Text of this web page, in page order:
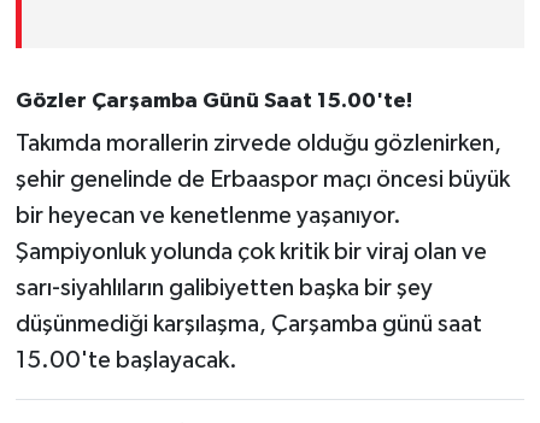
Gözler Çarşamba Günü Saat 15.00'te!
Takımda morallerin zirvede olduğu gözlenirken,
şehir genelinde de Erbaaspor maçı öncesi büyük
bir heyecan ve kenetlenme yaşanıyor.
Şampiyonluk yolunda çok kritik bir viraj olan ve
sarı-siyahlıların galibiyetten başka bir şey
düşünmediği karşılaşma, Çarşamba günü saat
15.00'te başlayacak.